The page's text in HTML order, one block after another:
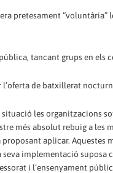
pretesament “voluntària”
tancant grups en els
l’oferta de batxillerat
situació les organitzacions
més absolut rebuig a les
aplicar. Aquestes
implementació suposa
i l’ensenyament